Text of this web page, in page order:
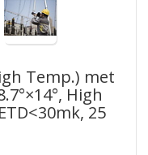
Temp.) met
High
25